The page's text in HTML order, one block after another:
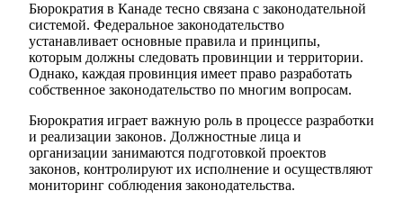
Бюрократия в Канаде тесно связана с законодательной
системой. Федеральное законодательство
устанавливает основные правила и принципы,
которым должны следовать провинции и территории.
Однако, каждая провинция имеет право разработать
собственное законодательство по многим вопросам.
Бюрократия играет важную роль в процессе разработки
и реализации законов. Должностные лица и
организации занимаются подготовкой проектов
законов, контролируют их исполнение и осуществляют
мониторинг соблюдения законодательства.